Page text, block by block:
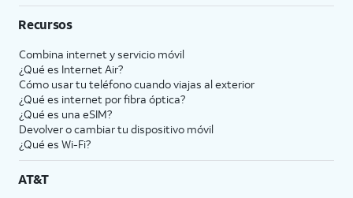
Recursos
Combina internet y servicio móvil
¿Qué es Internet Air?
Cómo usar tu teléfono cuando viajas al exterior
¿Qué es internet por fibra óptica?
¿Qué es una eSIM?
Devolver o cambiar tu dispositivo móvil
¿Qué es Wi-Fi?
AT&T